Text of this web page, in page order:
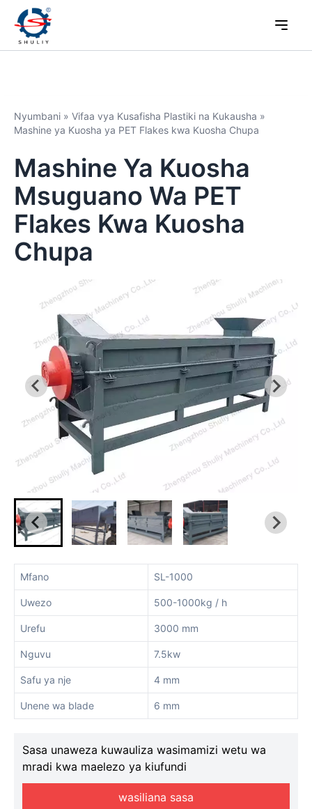
Nyumbani » Vifaa vya Kusafisha Plastiki na Kukausha »
Mashine ya Kuosha ya PET Flakes kwa Kuosha Chupa
Mashine Ya Kuosha
Msuguano Wa PET
Flakes Kwa Kuosha
Chupa
Mfano SL-1000
Uwezo 500-1000kg / h
Urefu 3000 mm
Nguvu 7.5kw
Safu ya nje 4 mm
Unene wa blade 6 mm
Sasa unaweza kuwauliza wasimamizi wetu wa
mradi kwa maelezo ya kiufundi
wasiliana sasa